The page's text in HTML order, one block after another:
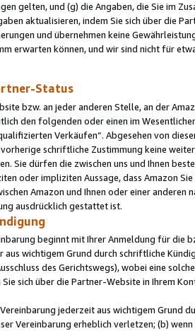
gelten, und (g) die Angaben, die Sie im
aktualisieren, indem Sie sich über die
und übernehmen keine
erwarten können, und wir sind nicht für
Status
bzw. an jeder anderen Stelle, an der
den folgenden oder einen im
Verkäufen“. Abgesehen von
schriftliche Zustimmung keine
Sie dürfen die zwischen uns und Ihnen
oder impliziten Aussage, dass Amazon
Amazon und Ihnen oder einer
ausdrücklich gestattet ist.
beginnt mit Ihrer Anmeldung für die
wichtigem Grund durch schriftliche
des Gerichtswegs), wobei eine
sich über die Partner-Website in Ihrem
jederzeit aus wichtigem Grund
Vereinbarung erheblich verletzen; (b)